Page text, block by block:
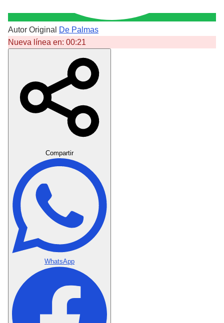
Autor Original
De Palmas
Nueva línea en: 00:21
Compartir
WhatsApp